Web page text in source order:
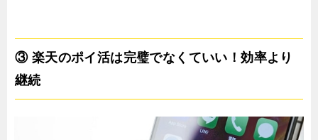
③ 楽天のポイ活は完璧でなくていい！効率より
継続